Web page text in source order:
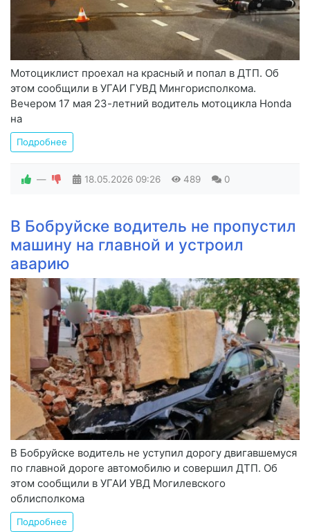
Мотоциклист проехал на красный и попал в ДТП. Об
этом сообщили в УГАИ ГУВД Мингорисполкома.
Вечером 17 мая 23-летний водитель мотоцикла Honda
на
Подробнее
— 18.05.2026 09:26 489 0
В Бобруйске водитель не пропустил
машину на главной и устроил
аварию
В Бобруйске водитель не уступил дорогу двигавшемуся
по главной дороге автомобилю и совершил ДТП. Об
этом сообщили в УГАИ УВД Могилевского
облисполкома
Подробнее